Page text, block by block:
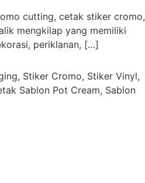
cutting, cetak stiker cromo,
mengkilap yang memiliki
periklanan, […]
Stiker Cromo, Stiker Vinyl,
Sablon Pot Cream, Sablon